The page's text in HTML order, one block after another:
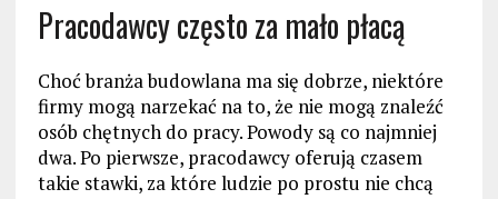
Pracodawcy często za mało płacą
Choć branża budowlana ma się dobrze, niektóre
firmy mogą narzekać na to, że nie mogą znaleźć
osób chętnych do pracy. Powody są co najmniej
dwa. Po pierwsze, pracodawcy oferują czasem
takie stawki, za które ludzie po prostu nie chcą